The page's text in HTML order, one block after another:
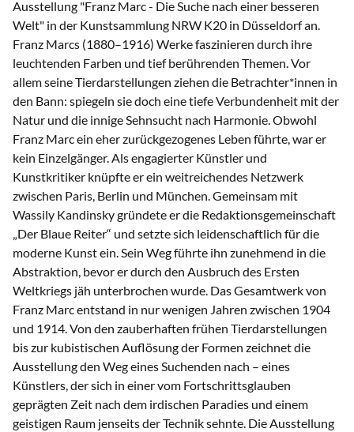
Ausstellung "Franz Marc - Die Suche nach einer besseren
Welt" in der Kunstsammlung NRW K20 in Düsseldorf an.
Franz Marcs (1880–1916) Werke faszinieren durch ihre
leuchtenden Farben und tief berührenden Themen. Vor
allem seine Tierdarstellungen ziehen die Betrachter*innen in
den Bann: spiegeln sie doch eine tiefe Verbundenheit mit der
Natur und die innige Sehnsucht nach Harmonie. Obwohl
Franz Marc ein eher zurückgezogenes Leben führte, war er
kein Einzelgänger. Als engagierter Künstler und
Kunstkritiker knüpfte er ein weitreichendes Netzwerk
zwischen Paris, Berlin und München. Gemeinsam mit
Wassily Kandinsky gründete er die Redaktionsgemeinschaft
„Der Blaue Reiter“ und setzte sich leidenschaftlich für die
moderne Kunst ein. Sein Weg führte ihn zunehmend in die
Abstraktion, bevor er durch den Ausbruch des Ersten
Weltkriegs jäh unterbrochen wurde. Das Gesamtwerk von
Franz Marc entstand in nur wenigen Jahren zwischen 1904
und 1914. Von den zauberhaften frühen Tierdarstellungen
bis zur kubistischen Auflösung der Formen zeichnet die
Ausstellung den Weg eines Suchenden nach – eines
Künstlers, der sich in einer vom Fortschrittsglauben
geprägten Zeit nach dem irdischen Paradies und einem
geistigen Raum jenseits der Technik sehnte. Die Ausstellung